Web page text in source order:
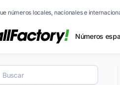
números locales, nacionales e
Números